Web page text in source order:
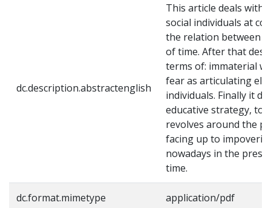
dc.description.abstractenglish
This article deals with
social individuals at
the relation between
of time. After that
terms of: immaterial
fear as articulating
individuals. Finally it
educative strategy, to
revolves around the
facing up to
nowadays in the
time.
dc.format.mimetype application/pdf